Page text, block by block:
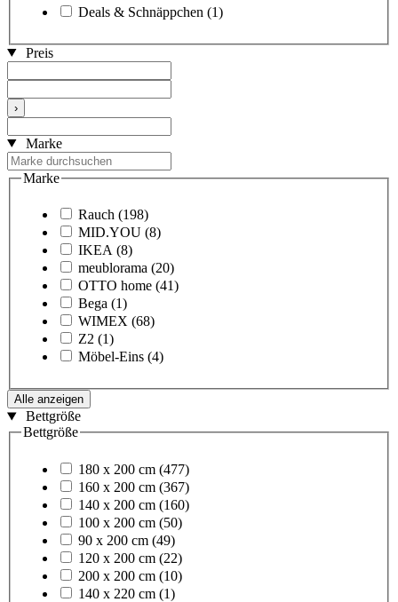
Deals & Schnäppchen (1)
Preis
›
Marke
Marke
Rauch (198)
MID.YOU (8)
IKEA (8)
meublorama (20)
OTTO home (41)
Bega (1)
WIMEX (68)
Z2 (1)
Möbel-Eins (4)
Alle anzeigen
Bettgröße
Bettgröße
180 x 200 cm (477)
160 x 200 cm (367)
140 x 200 cm (160)
100 x 200 cm (50)
90 x 200 cm (49)
120 x 200 cm (22)
200 x 200 cm (10)
140 x 220 cm (1)